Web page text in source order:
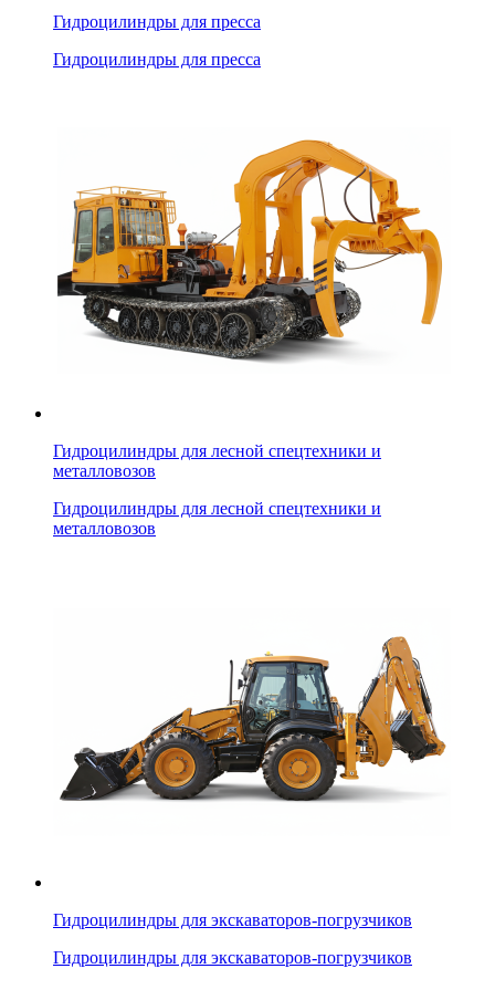
Гидроцилиндры для пресса
Гидроцилиндры для пресса
Гидроцилиндры для лесной спецтехники и
металловозов
Гидроцилиндры для лесной спецтехники и
металловозов
Гидроцилиндры для экскаваторов-погрузчиков
Гидроцилиндры для экскаваторов-погрузчиков